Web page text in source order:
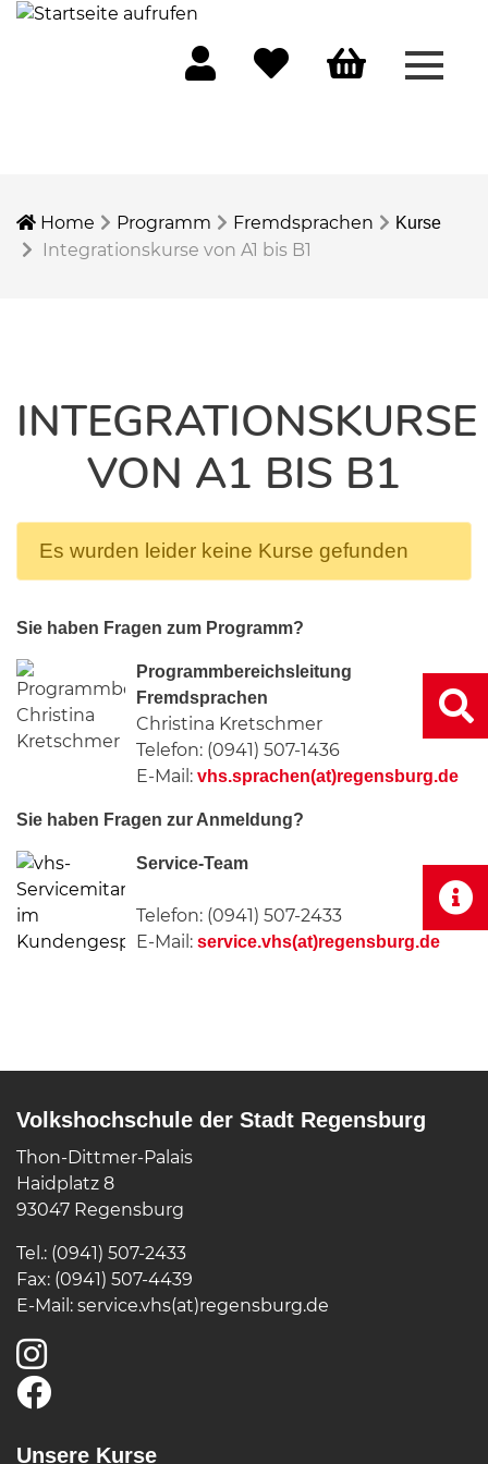
Home Programm Fremdsprachen Kurse
Integrationskurse von A1 bis B1
INTEGRATIONSKURSE
VON A1 BIS B1
Es wurden leider keine Kurse gefunden
Sie haben Fragen zum Programm?
Programmbereichsleitung
Fremdsprachen
Christina Kretschmer
Telefon: (0941) 507-1436
E-Mail: vhs.sprachen(at)regensburg.de
Sie haben Fragen zur Anmeldung?
Service-Team
Telefon: (0941) 507-2433
E-Mail: service.vhs(at)regensburg.de
Volkshochschule der Stadt Regensburg
Thon-Dittmer-Palais
Haidplatz 8
93047 Regensburg
Tel.: (0941) 507-2433
Fax: (0941) 507-4439
E-Mail: service.vhs(at)regensburg.de
Unsere Kurse